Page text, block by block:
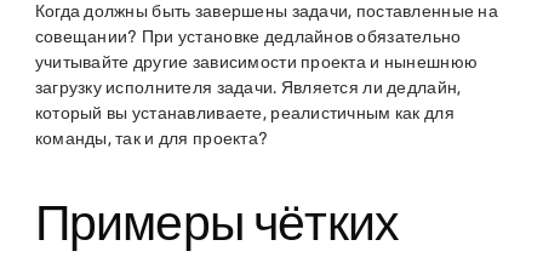
Когда должны быть завершены задачи, поставленные на
совещании? При установке дедлайнов обязательно
учитывайте другие зависимости проекта и нынешнюю
загрузку исполнителя задачи. Является ли дедлайн,
который вы устанавливаете, реалистичным как для
команды, так и для проекта?
Примеры чётких